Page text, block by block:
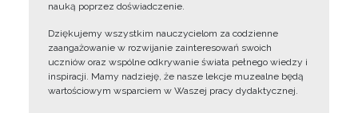
nauką poprzez doświadczenie.
Dziękujemy wszystkim nauczycielom za codzienne
zaangażowanie w rozwijanie zainteresowań swoich
uczniów oraz wspólne odkrywanie świata pełnego wiedzy i
inspiracji. Mamy nadzieję, że nasze lekcje muzealne będą
wartościowym wsparciem w Waszej pracy dydaktycznej.